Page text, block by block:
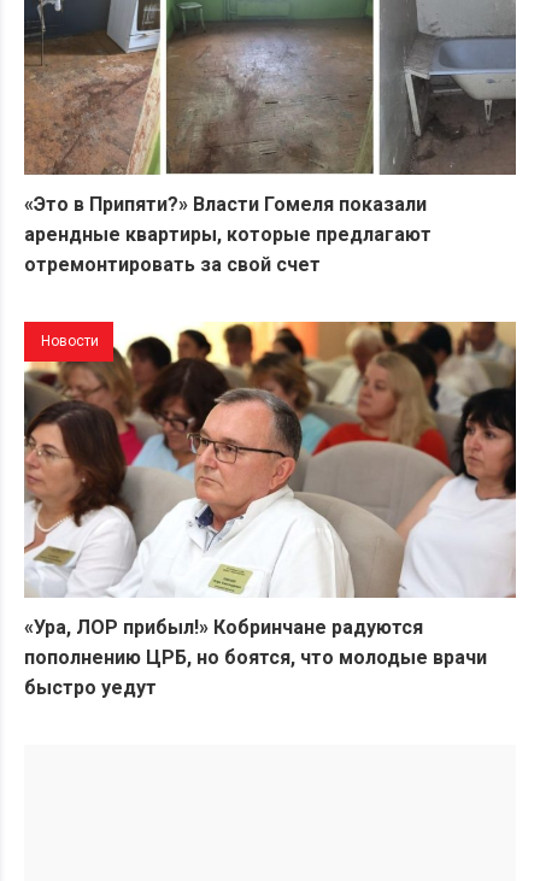
«Это в Припяти?» Власти Гомеля показали
арендные квартиры, которые предлагают
отремонтировать за свой счет
Новости
«Ура, ЛОР прибыл!» Кобринчане радуются
пополнению ЦРБ, но боятся, что молодые врачи
быстро уедут